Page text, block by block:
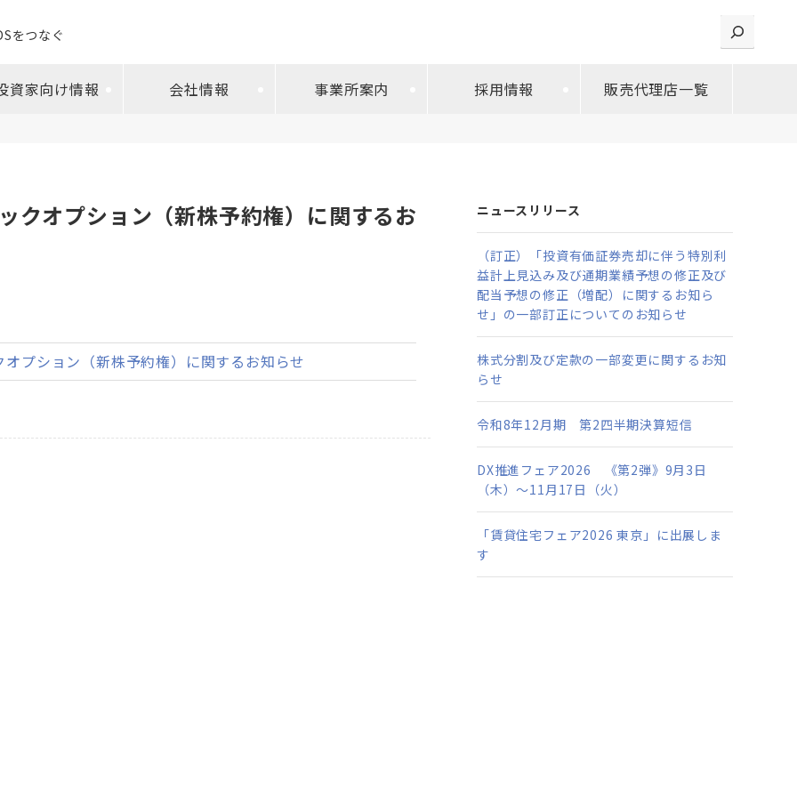
をつなぐ
資家向け情報 会社情報 事業所案内 採用情報 販売代理店一覧
検索
クオプション（新株予約権）に関するお
プション（新株予約権）に関するお知らせ
ニュースリリース
（訂正）「投資有価証券売却に伴う特別利
益計上見込み及び通期業績予想の修正及び
配当予想の修正（増配）に関するお知ら
せ」の一部訂正についてのお知らせ
株式分割及び定款の一部変更に関するお知
らせ
令和8年12月期 第2四半期決算短信
DX推進フェア2026 《第2弾》9月3日
（木）～11月17日（火）
「賃貸住宅フェア2026 東京」に出展しま
す